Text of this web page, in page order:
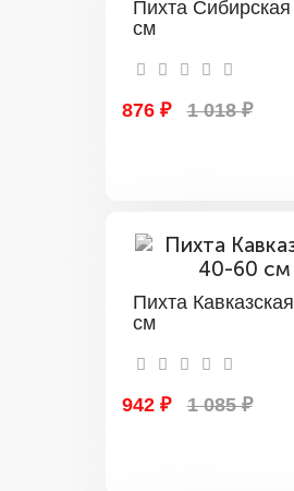
Пихта
см
876 ₽ 1 018 ₽
Пихта
см
942 ₽ 1 085 ₽